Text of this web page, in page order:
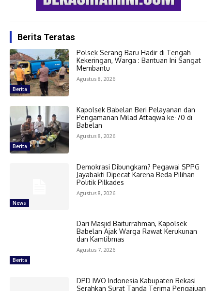
Berita Teratas
Berita
Polsek Serang Baru Hadir di Tengah
Kekeringan, Warga : Bantuan Ini Sangat
Membantu
Agustus 8, 2026
Berita
Kapolsek Babelan Beri Pelayanan dan
Pengamanan Milad Attaqwa ke-70 di
Babelan
Agustus 8, 2026
News
Demokrasi Dibungkam? Pegawai SPPG
Jayabakti Dipecat Karena Beda Pilihan
Politik Pilkades
Agustus 8, 2026
Berita
Dari Masjid Baiturrahman, Kapolsek
Babelan Ajak Warga Rawat Kerukunan
dan Kamtibmas
Agustus 7, 2026
DPD IWO Indonesia Kabupaten Bekasi
Serahkan Surat Tanda Terima Pengajuan